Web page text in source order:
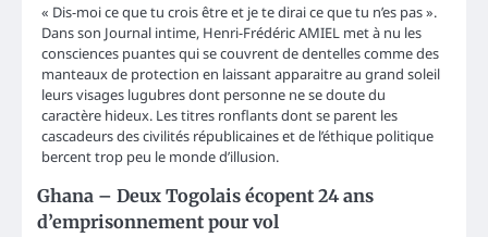
« Dis-moi ce que tu crois être et je te dirai ce que tu n’es pas ».
Dans son Journal intime, Henri-Frédéric AMIEL met à nu les
consciences puantes qui se couvrent de dentelles comme des
manteaux de protection en laissant apparaitre au grand soleil
leurs visages lugubres dont personne ne se doute du
caractère hideux. Les titres ronflants dont se parent les
cascadeurs des civilités républicaines et de l’éthique politique
bercent trop peu le monde d’illusion.
Ghana – Deux Togolais écopent 24 ans
d’emprisonnement pour vol